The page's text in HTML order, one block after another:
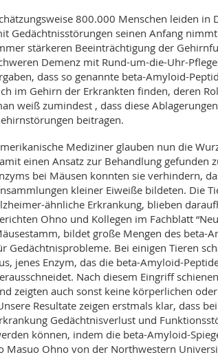
HOMÖOPATHIE
KALIFORNISCHE
NATURHEILKUNDE
GIFTSTOFFE
KRANKHEITEN VON A-ZANGST
MEDIZINISCHE FACHBEGRIFFE
PRÄVENTION UND ALTER
SYMPTOME UND DIAGNOSE
VITAMINE UND MINERALSTOFFE
WISSENSCHAFT UND FORSCHUNG
800.000 Menschen leiden
Gedächtnisstörungen seinen Anfang
stärkeren Beeinträchtigung der
Demenz mit Rund-um-die-Uhr-
dass so genannte beta-Amyloid-
im Gehirn der Erkrankten finden, deren
weiß zumindest , dass diese
beitragen.
Mediziner glauben nun die
einen Ansatz zur Behandlung gefunden
bei Mäusen konnten sie verhindern,
kleiner Eiweiße bildeten. Die
ähnliche Erkrankung, blieben
Ohno und Kollegen im Fachblatt
bildet große Mengen des beta-
Gedächtnisprobleme. Bei einigen Tieren
jenes Enzym, das die beta-Amyloid-
Nach diesem Eingriff
zeigten auch sonst keine körperlichen
Resultate zeigen erstmals klar, dass
Gedächtnisverlust und
können, indem die beta-Amyloid-
Masuo Ohno von der Northwestern